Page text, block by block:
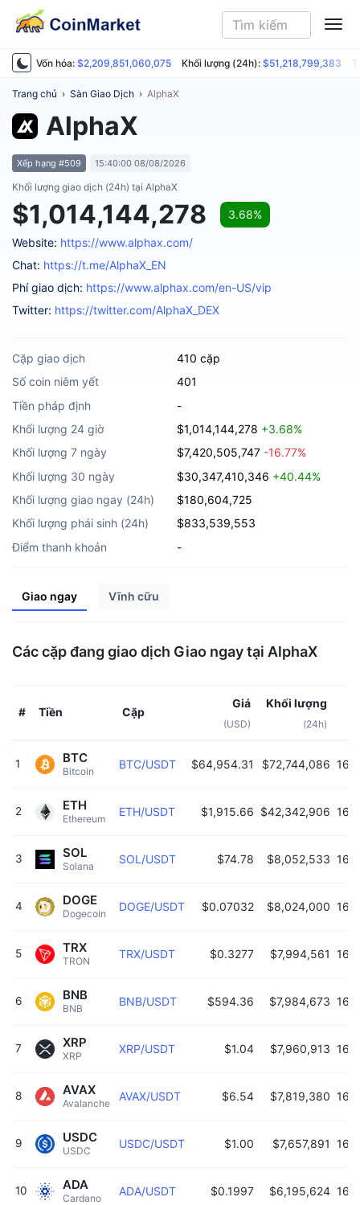
Vốn hóa: $2,209,851,060,075 Khối lượng (24h): $51,218,799,383
Trang chủ › Sàn Giao Dịch › AlphaX
AlphaX
Xếp hạng #509 15:40:00 08/08/2026
Khối lượng giao dịch (24h) tại AlphaX
$1,014,144,278 3.68%
Website: https://www.alphax.com/
Chat: https://t.me/AlphaX_EN
Phí giao dịch: https://www.alphax.com/en-US/vip
Twitter: https://twitter.com/AlphaX_DEX
Cặp giao dịch
410 cặp
Số coin niêm yết
401
Tiền pháp định
-
Khối lượng 24 giờ
$1,014,144,278 +3.68%
Khối lượng 7 ngày
$7,420,505,747 -16.77%
Khối lượng 30 ngày
$30,347,410,346 +40.44%
Khối lượng giao ngay (24h)
$180,604,725
Khối lượng phái sinh (24h)
$833,539,553
Điểm thanh khoản
-
Giao ngay Vĩnh cữu
Các cặp đang giao dịch Giao ngay tại AlphaX
# Tiền Cặp
Giá
(USD)
Khối lượng
(24h)
1
Bitcoin
BTC BTC/USDT $64,954.31 $72,744,086
2
Ethereum
ETH ETH/USDT $1,915.66 $42,342,906
3
Solana
SOL SOL/USDT $74.78 $8,052,533
4
Dogecoin
DOGE DOGE/USDT $0.07032 $8,024,000
5
TRON
TRX TRX/USDT $0.3277 $7,994,561
6
BNB
BNB BNB/USDT $594.36 $7,984,673
7
XRP
XRP XRP/USDT $1.04 $7,960,913
8
Avalanche
AVAX AVAX/USDT $6.54 $7,819,380
9
USDC
USDC USDC/USDT $1.00 $7,657,891
10
Cardano
ADA ADA/USDT $0.1997 $6,195,624